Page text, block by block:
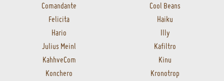
Comandante
Cool Beans
Felicita
Haiku
Hario
Illy
Julius Meinl
Kafiltro
KahhveCom
Kinu
Konchero
Kronotrop